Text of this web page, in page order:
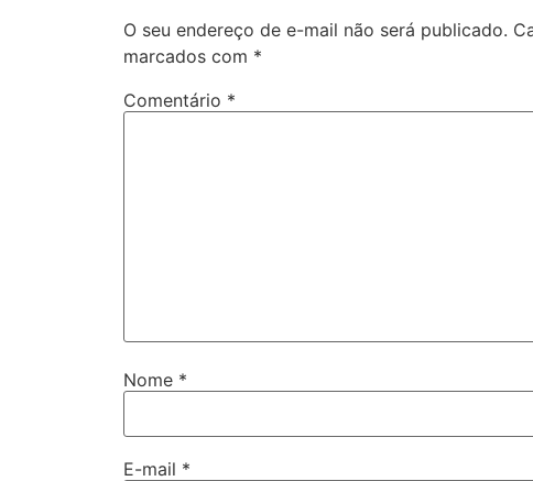
O seu endereço de e-mail não será publicado.
marcados com *
Comentário *
Nome *
E-mail *